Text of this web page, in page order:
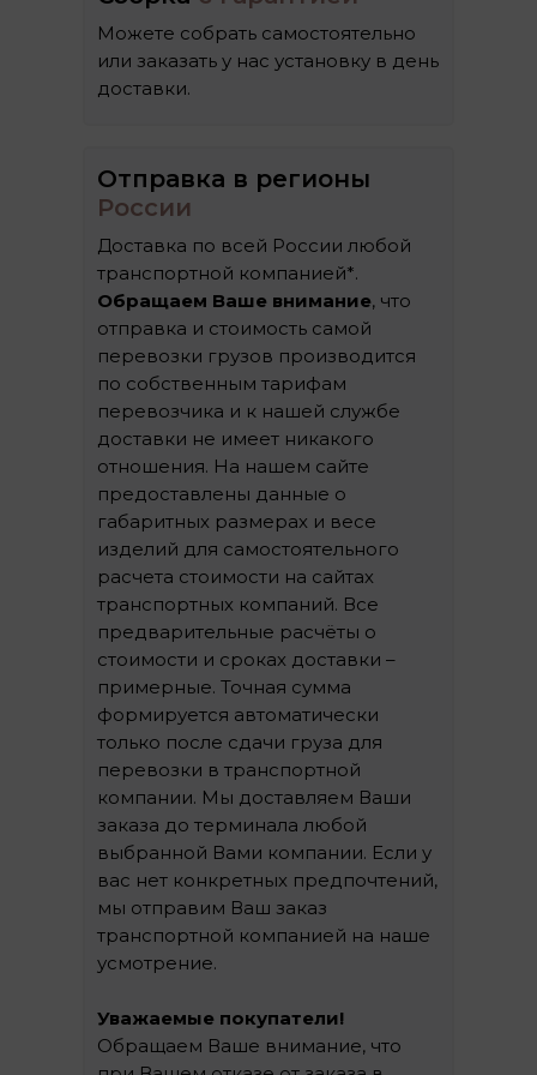
Можете собрать самостоятельно
или заказать у нас установку в день
доставки.
Доставка по всей России любой
транспортной компанией*.
Обращаем Ваше внимание, что
отправка и стоимость самой
перевозки грузов производится
по собственным тарифам
перевозчика и к нашей службе
доставки не имеет никакого
отношения. На нашем сайте
предоставлены данные о
габаритных размерах и весе
изделий для самостоятельного
расчета стоимости на сайтах
транспортных компаний. Все
предварительные расчёты о
стоимости и сроках доставки –
примерные. Точная сумма
формируется автоматически
только после сдачи груза для
перевозки в транспортной
компании. Мы доставляем Ваши
заказа до терминала любой
выбранной Вами компании. Если у
вас нет конкретных предпочтений,
мы отправим Ваш заказ
транспортной компанией на наше
усмотрение.
Уважаемые покупатели!
Обращаем Ваше внимание, что
Отправка в регионы
России